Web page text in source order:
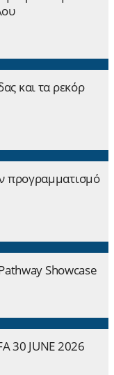
και τα ρεκόρ
προγραμματισμό
Showcase
30 JUNE 2026